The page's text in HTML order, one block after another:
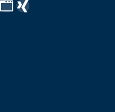
WebsiteXING